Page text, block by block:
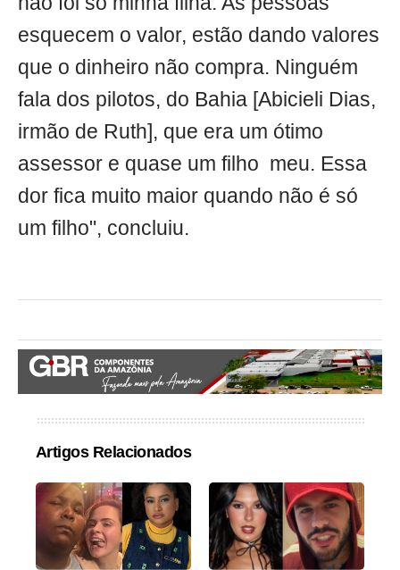
esquecem o valor, estão dando valores
que o dinheiro não compra. Ninguém
fala dos pilotos, do Bahia [Abicieli Dias,
irmão de Ruth], que era um ótimo
assessor e quase um filho meu. Essa
dor fica muito maior quando não é só
um filho", concluiu.
Artigos Relacionados